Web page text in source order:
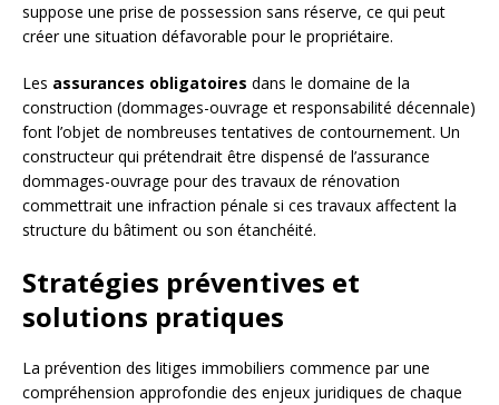
suppose une prise de possession sans réserve, ce qui peut
créer une situation défavorable pour le propriétaire.
Les assurances obligatoires dans le domaine de la
construction (dommages-ouvrage et responsabilité décennale)
font l’objet de nombreuses tentatives de contournement. Un
constructeur qui prétendrait être dispensé de l’assurance
dommages-ouvrage pour des travaux de rénovation
commettrait une infraction pénale si ces travaux affectent la
structure du bâtiment ou son étanchéité.
Stratégies préventives et
solutions pratiques
La prévention des litiges immobiliers commence par une
compréhension approfondie des enjeux juridiques de chaque